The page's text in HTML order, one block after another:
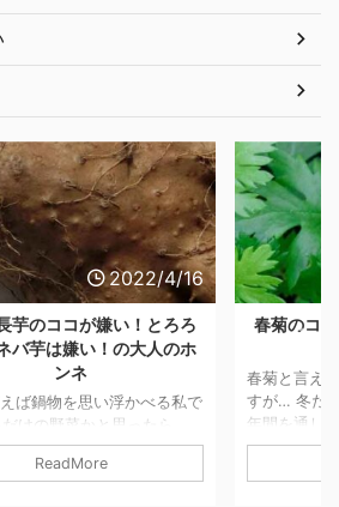
2022/4/16
芋のココが嫌い！とろろ
バ芋は嫌い！の大人のホ
ンネ
ば鍋物を思い浮かべる私で
けの野菜かと思ったら、
て出荷されているそうで
以外には、サラダやおひた
ReadMore
春菊のコ
春菊と言え
すが… 冬だ
年間を通し
す。 鍋物以